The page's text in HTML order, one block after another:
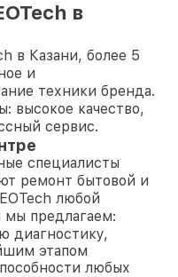
в
в Казани, более 5
и
техники бренда.
высокое качество,
сервис.
специалисты
ремонт бытовой и
любой
предлагаем:
диагностику,
этапом
любых